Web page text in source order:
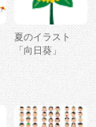
夏のイラスト
「向日葵」